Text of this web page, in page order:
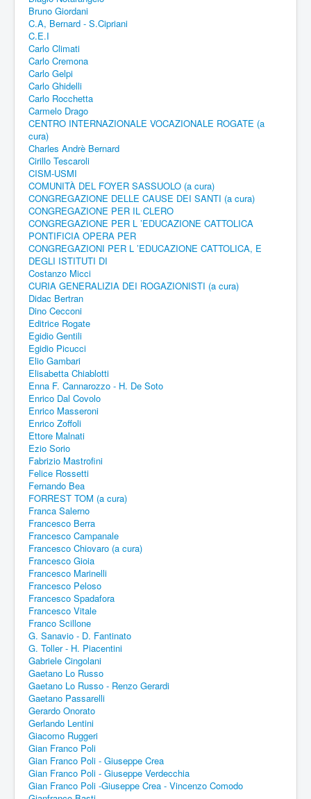
Bruno Giordani
C.A, Bernard - S.Cipriani
C.E.I
Carlo Climati
Carlo Cremona
Carlo Gelpi
Carlo Ghidelli
Carlo Rocchetta
Carmelo Drago
CENTRO INTERNAZIONALE VOCAZIONALE ROGATE (a
cura)
Charles Andrè Bernard
Cirillo Tescaroli
CISM-USMI
COMUNITÀ DEL FOYER SASSUOLO (a cura)
CONGREGAZIONE DELLE CAUSE DEI SANTI (a cura)
CONGREGAZIONE PER IL CLERO
CONGREGAZIONE PER L ’EDUCAZIONE CATTOLICA
PONTIFICIA OPERA PER
CONGREGAZIONI PER L ’EDUCAZIONE CATTOLICA, E
DEGLI ISTITUTI DI
Costanzo Micci
CURIA GENERALIZIA DEI ROGAZIONISTI (a cura)
Didac Bertran
Dino Cecconi
Editrice Rogate
Egidio Gentili
Egidio Picucci
Elio Gambari
Elisabetta Chiablotti
Enna F. Cannarozzo - H. De Soto
Enrico Dal Covolo
Enrico Masseroni
Enrico Zoffoli
Ettore Malnati
Ezio Sorio
Fabrizio Mastrofini
Felice Rossetti
Fernando Bea
FORREST TOM (a cura)
Franca Salerno
Francesco Berra
Francesco Campanale
Francesco Chiovaro (a cura)
Francesco Gioia
Francesco Marinelli
Francesco Peloso
Francesco Spadafora
Francesco Vitale
Franco Scillone
G. Sanavio - D. Fantinato
G. Toller - H. Piacentini
Gabriele Cingolani
Gaetano Lo Russo
Gaetano Lo Russo - Renzo Gerardi
Gaetano Passarelli
Gerardo Onorato
Gerlando Lentini
Giacomo Ruggeri
Gian Franco Poli
Gian Franco Poli - Giuseppe Crea
Gian Franco Poli - Giuseppe Verdecchia
Gian Franco Poli -Giuseppe Crea - Vincenzo Comodo